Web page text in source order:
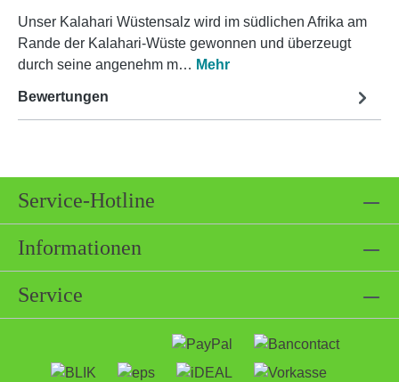
Unser Kalahari Wüstensalz wird im südlichen Afrika am
Rande der Kalahari-Wüste gewonnen und überzeugt
durch seine angenehm m… Mehr
Bewertungen
Service-Hotline
Informationen
Service